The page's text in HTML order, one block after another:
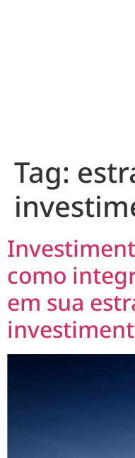
Tag:
como
em sua